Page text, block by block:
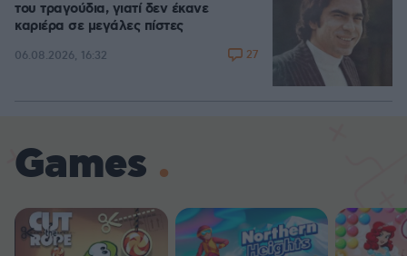
του τραγούδια, γιατί δεν έκανε
καριέρα σε μεγάλες πίστες
06.08.2026, 16:32 27
Games